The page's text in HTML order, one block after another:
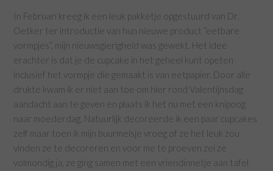
In Februari kreeg ik een leuk pakketje opgestuurd van Dr.
Oetker ter introductie van hun nieuwe product “eetbare
vormpjes”, mijn nieuwsgierigheid was gewekt. Het idee
erachter is dat je de cupcake in het geheel kunt opeten
inclusief het vormpje die gemaakt is van eetpapier. Door alle
drukte kwam ik er niet aan toe om hier rond Valentijnsdag
aandacht aan te geven en plaats ik het nu met een knipoog
naar moederdag. Natuurlijk decoreerde ik een paar cupcakes
zelf maar toen ik mijn buurmeisje vroeg of ze het leuk zou
vinden ze te decoreren en voor me te proeven zei ze
volmondig ja, ze ging samen met een vriendinnetje aan tafel